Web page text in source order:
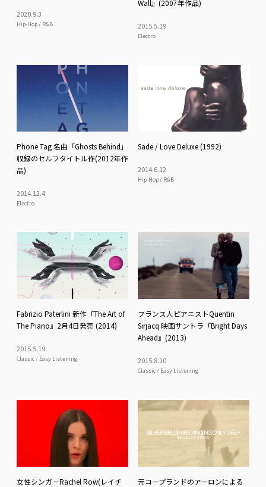
2020.9.3
Hip-Hop / R&B
Wall』(2007年作品)
2015.5.19
Electro
Phone Tag 名曲「Ghosts Behind」
収録のセルフタイトル作(2012年作
品)
2014.12.4
Electro
Sade / Love Deluxe (1992)
2014.6.12
Hip-Hop / R&B
Fabrizio Paterlini 新作『The Art of
The Piano』2月4日発売 (2014)
2015.5.19
Classic / Easy Listening
フランス人ピアニストQuentin
Sirjacq 映画サントラ『Bright Days
Ahead』(2013)
2015.8.10
Classic / Easy Listening
女性シンガーRachel Row(レイチ
元コープランドのアーロンによる